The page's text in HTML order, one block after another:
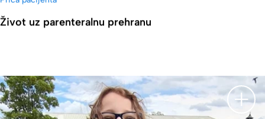
Život uz parenteralnu prehranu